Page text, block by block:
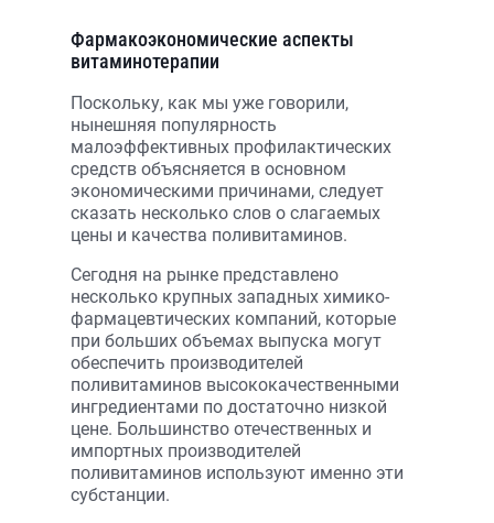
Фармакоэкономические аспекты
витаминотерапии
Поскольку, как мы уже говорили,
нынешняя популярность
малоэффективных профилактических
средств объясняется в основном
экономическими причинами, следует
сказать несколько слов о слагаемых
цены и качества поливитаминов.
Сегодня на рынке представлено
несколько крупных западных химико-
фармацевтических компаний, которые
при больших объемах выпуска могут
обеспечить производителей
поливитаминов высококачественными
ингредиентами по достаточно низкой
цене. Большинство отечественных и
импортных производителей
поливитаминов используют именно эти
субстанции.